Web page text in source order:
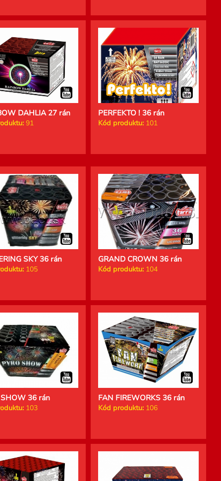
DAHLIA 27 rán
91
PERFEKTO ! 36 rán
Kód produktu: 101
SKY 36 rán
105
GRAND CROWN 36 rán
Kód produktu: 104
SHOW 36 rán
103
FAN FIREWORKS 36 rán
Kód produktu: 106